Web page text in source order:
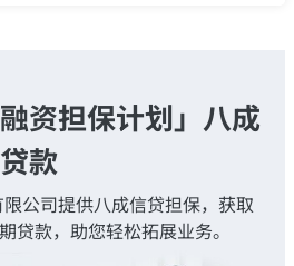
资担保计划」八成
款
公司提供八成信贷担保，获取
贷款，助您轻松拓展业务。